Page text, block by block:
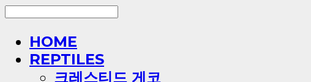
HOME
REPTILES
크레스티드 게코